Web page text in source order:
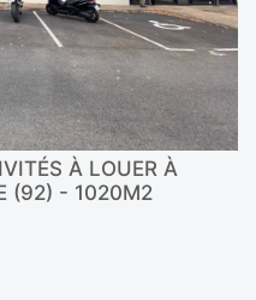
À LOUER À
(92) - 1020M2